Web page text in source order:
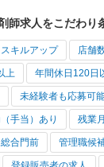
師求人をこだわり
スキルアップ 店舗
上 年間休日120日
未経験者も応募可
手当）あり 残業
総合門前 管理職候